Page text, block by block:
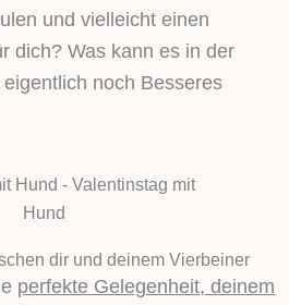
und vielleicht einen
dich? Was kann es in der
noch Besseres
dir und deinem Vierbeiner
perfekte Gelegenheit, deinem